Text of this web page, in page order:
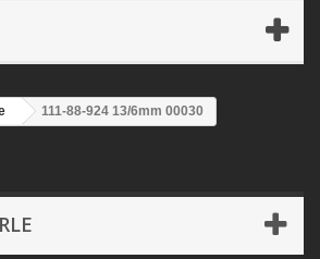
111-88-924 13/6mm 00030